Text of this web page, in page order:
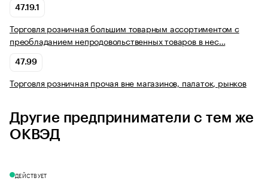
47.19.1
Торговля розничная большим товарным ассортиментом с
преобладанием непродовольственных товаров в нес…
47.99
Торговля розничная прочая вне магазинов, палаток, рынков
Другие предприниматели с тем же
ОКВЭД
ДЕЙСТВУЕТ